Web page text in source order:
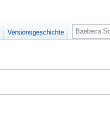
Versionsgeschichte
S
u
e